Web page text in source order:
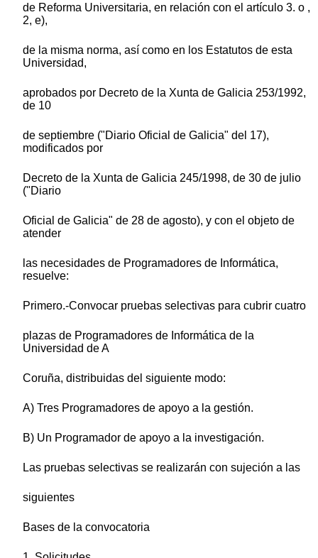
de Reforma Universitaria, en relación con el artículo 3. o ,
2, e),
de la misma norma, así como en los Estatutos de esta
Universidad,
aprobados por Decreto de la Xunta de Galicia 253/1992,
de 10
de septiembre ("Diario Oficial de Galicia" del 17),
modificados por
Decreto de la Xunta de Galicia 245/1998, de 30 de julio
("Diario
Oficial de Galicia" de 28 de agosto), y con el objeto de
atender
las necesidades de Programadores de Informática,
resuelve:
Primero.-Convocar pruebas selectivas para cubrir cuatro
plazas de Programadores de Informática de la
Universidad de A
Coruña, distribuidas del siguiente modo:
A) Tres Programadores de apoyo a la gestión.
B) Un Programador de apoyo a la investigación.
Las pruebas selectivas se realizarán con sujeción a las
siguientes
Bases de la convocatoria